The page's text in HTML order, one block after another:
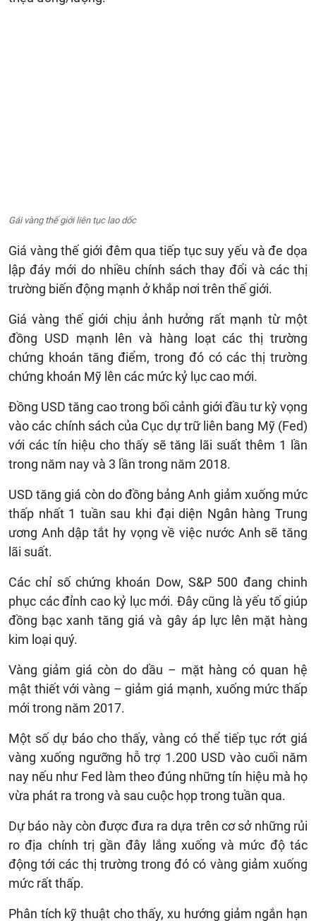
Gái vàng thế giới liên tục lao dốc
Giá vàng thế giới đêm qua tiếp tục suy yếu và đe dọa
lập đáy mới do nhiều chính sách thay đổi và các thị
trường biến động mạnh ở khắp nơi trên thế giới.
Giá vàng thế giới chịu ảnh hưởng rất mạnh từ một
đồng USD mạnh lên và hàng loạt các thị trường
chứng khoán tăng điểm, trong đó có các thị trường
chứng khoán Mỹ lên các mức kỷ lục cao mới.
Đồng USD tăng cao trong bối cảnh giới đầu tư kỳ vọng
vào các chính sách của Cục dự trữ liên bang Mỹ (Fed)
với các tín hiệu cho thấy sẽ tăng lãi suất thêm 1 lần
trong năm nay và 3 lần trong năm 2018.
USD tăng giá còn do đồng bảng Anh giảm xuống mức
thấp nhất 1 tuần sau khi đại diện Ngân hàng Trung
ương Anh dập tắt hy vọng về việc nước Anh sẽ tăng
lãi suất.
Các chỉ số chứng khoán Dow, S&P 500 đang chinh
phục các đỉnh cao kỷ lục mới. Đây cũng là yếu tố giúp
đồng bạc xanh tăng giá và gây áp lực lên mặt hàng
kim loại quý.
Vàng giảm giá còn do dầu – mặt hàng có quan hệ
mật thiết với vàng – giảm giá mạnh, xuống mức thấp
mới trong năm 2017.
Một số dự báo cho thấy, vàng có thể tiếp tục rớt giá
vàng xuống ngưỡng hỗ trợ 1.200 USD vào cuối năm
nay nếu như Fed làm theo đúng những tín hiệu mà họ
vừa phát ra trong và sau cuộc họp trong tuần qua.
Dự báo này còn được đưa ra dựa trên cơ sở những rủi
ro địa chính trị gần đây lắng xuống và mức độ tác
động tới các thị trường trong đó có vàng giảm xuống
mức rất thấp.
Phân tích kỹ thuật cho thấy, xu hướng giảm ngắn hạn